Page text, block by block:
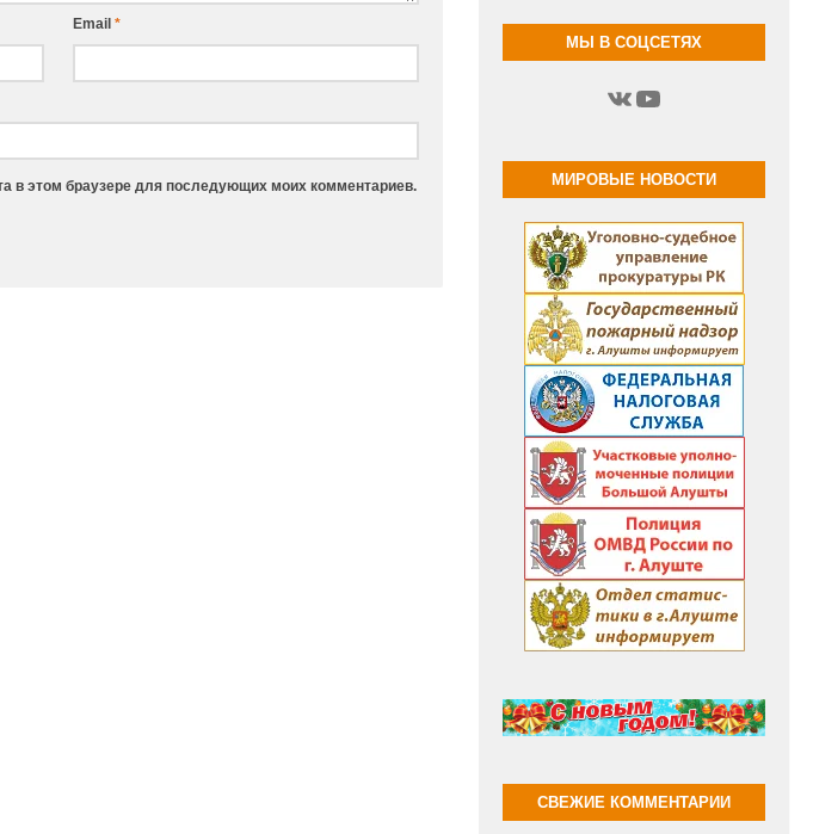
Email*
в этом браузере для последующих моих комментариев.
МЫ В СОЦСЕТЯХ
ВКонтакте
YouTube
МИРОВЫЕ НОВОСТИ
СВЕЖИЕ КОММЕНТАРИИ